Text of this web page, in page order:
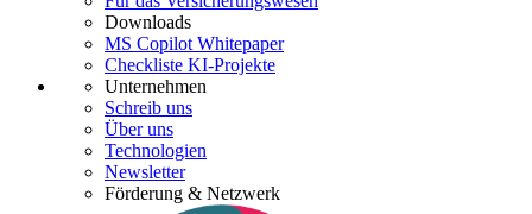
Downloads
MS Copilot Whitepaper
Checkliste KI-Projekte
Unternehmen
Schreib uns
Über uns
Technologien
Newsletter
Förderung & Netzwerk